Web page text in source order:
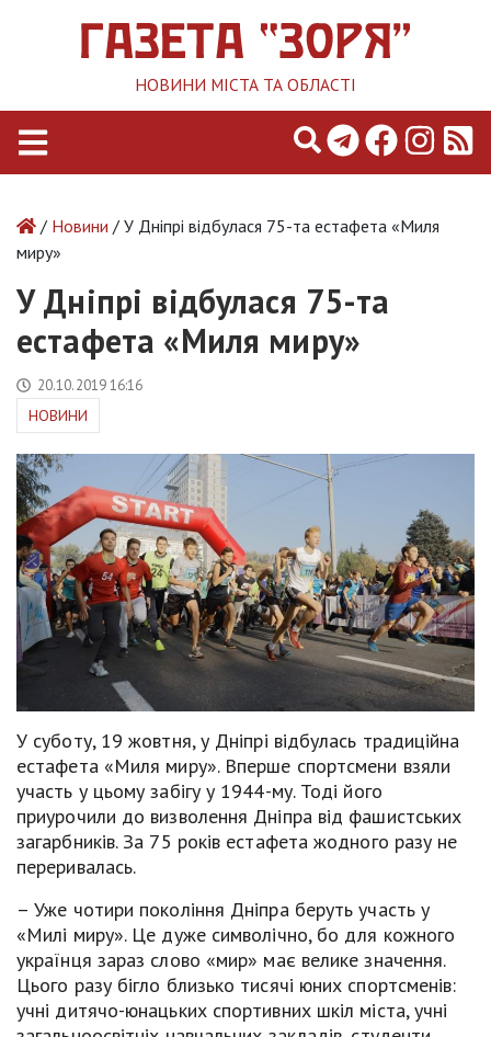
НОВИНИ МІСТА ТА ОБЛАСТІ
/ Новини / У Дніпрі відбулася 75-та естафета «Миля
миру»
У Дніпрі відбулася 75-та
естафета «Миля миру»
20.10.2019 16:16
НОВИНИ
У суботу, 19 жовтня, у Дніпрі відбулась традиційна
естафета «Миля миру». Вперше спортсмени взяли
участь у цьому забігу у 1944-му. Тоді його
приурочили до визволення Дніпра від фашистських
загарбників. За 75 років естафета жодного разу не
переривалась.
– Уже чотири покоління Дніпра беруть участь у
«Милі миру». Це дуже символічно, бо для кожного
українця зараз слово «мир» має велике значення.
Цього разу бігло близько тисячі юних спортсменів:
учні дитячо-юнацьких спортивних шкіл міста, учні